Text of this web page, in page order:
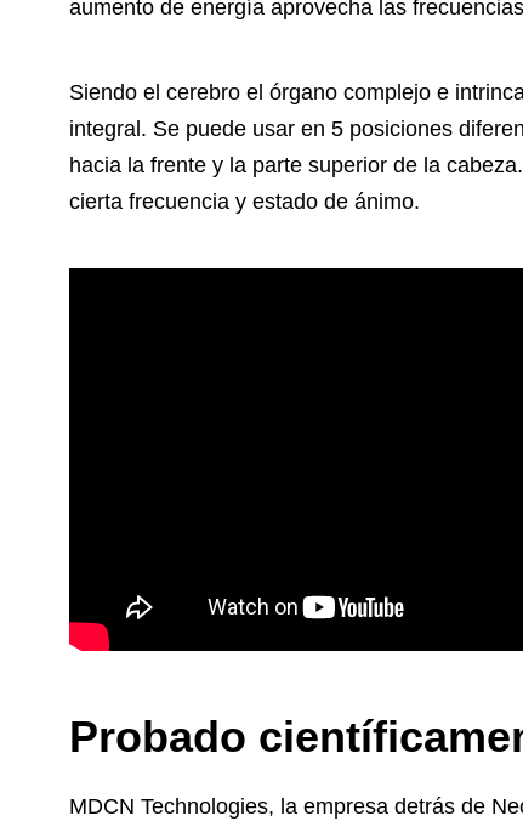
aumento de energía aprovecha las
Siendo el cerebro el órgano complejo e
integral. Se puede usar en 5 posiciones
hacia la frente y la parte superior de la
cierta frecuencia y estado de ánimo.
Probado
MDCN Technologies, la empresa detrás de